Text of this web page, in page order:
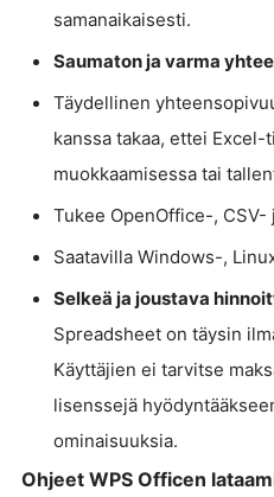
samanaikaisesti.
Saumaton ja varma
Täydellinen
kanssa takaa, ettei
muokkaamisessa tai
Tukee OpenOffice-,
Saatavilla Windows-,
Selkeä ja joustava
Spreadsheet on täysin
Käyttäjien ei tarvitse
lisenssejä
ominaisuuksia.
Ohjeet WPS Officen